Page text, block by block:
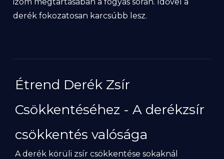
derék fokozatosan karcsúbb lesz.
Étrend Derék Zsír
Csökkentéséhez - A derékzsír
csökkentés valósága
A derék körüli zsír csökkentése sokaknál